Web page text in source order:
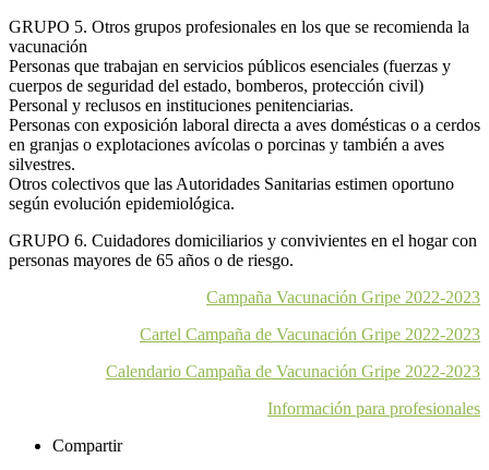
GRUPO 5. Otros grupos profesionales en los que se recomienda la
vacunación
Personas que trabajan en servicios públicos esenciales (fuerzas y
cuerpos de seguridad del estado, bomberos, protección civil)
Personal y reclusos en instituciones penitenciarias.
Personas con exposición laboral directa a aves domésticas o a cerdos
en granjas o explotaciones avícolas o porcinas y también a aves
silvestres.
Otros colectivos que las Autoridades Sanitarias estimen oportuno
según evolución epidemiológica.
GRUPO 6. Cuidadores domiciliarios y convivientes en el hogar con
personas mayores de 65 años o de riesgo.
Campaña Vacunación Gripe 2022-2023
Cartel Campaña de Vacunación Gripe 2022-2023
Calendario Campaña de Vacunación Gripe 2022-2023
Información para profesionales
Compartir